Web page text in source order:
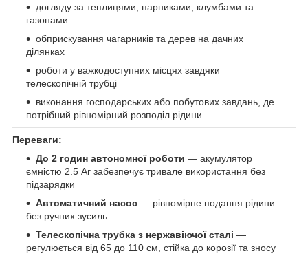
догляду за теплицями, парниками, клумбами та
газонами
обприскування чагарників та дерев на дачних
ділянках
роботи у важкодоступних місцях завдяки
телескопічній трубці
виконання господарських або побутових завдань, де
потрібний рівномірний розподіл рідини
Переваги:
До 2 годин автономної роботи — акумулятор
ємністю 2.5 Аг забезпечує тривале використання без
підзарядки
Автоматичний насос — рівномірне подання рідини
без ручних зусиль
Телескопічна трубка з нержавіючої сталі —
регулюється від 65 до 110 см, стійка до корозії та зносу